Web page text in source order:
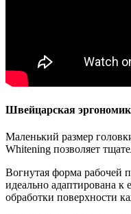
Швейцарская
Маленький размер
Whitening позволяет
Вогнутая форма рабочей
идеально адаптирована к
обработки поверхности